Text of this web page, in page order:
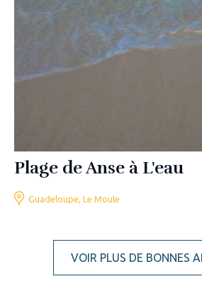
Plage de Anse à L'eau
Guadeloupe, Le Moule
VOIR PLUS DE BONNES